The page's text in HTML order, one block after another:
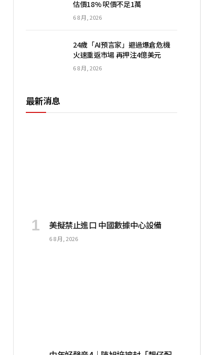
估價18% 呎價不足1萬
6 8 月, 2026
24歲「AI預言家」避過爆倉危機
火速重返市場 再押注4億美元
6 8 月, 2026
最新消息
美擬禁止進口 中國數據中心設備
6 8 月, 2026